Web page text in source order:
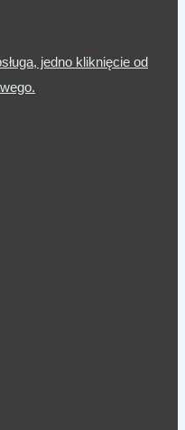
jedno kliknięcie od